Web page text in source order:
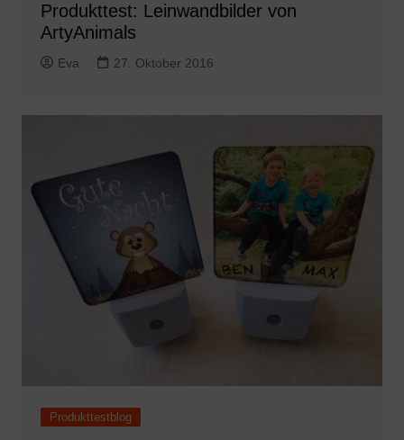
Produkttest: Leinwandbilder von
ArtyAnimals
Eva 27. Oktober 2016
Produkttestblog